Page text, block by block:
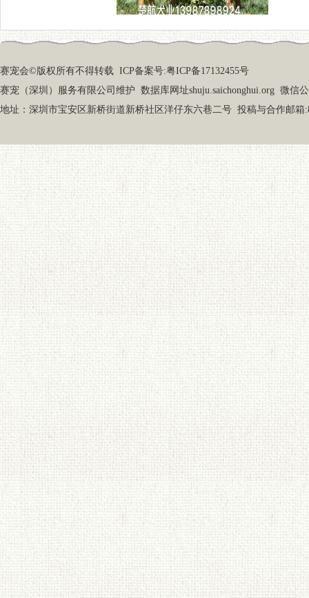
赛宠会©版权所有不得转载 ICP备案号:粤ICP备17132455号
赛宠（深圳）服务有限公司维护 数据库网址shuju.saichonghui.org 微信公
地址：深圳市宝安区新桥街道新桥社区洋仔东六巷二号 投稿与合作邮箱